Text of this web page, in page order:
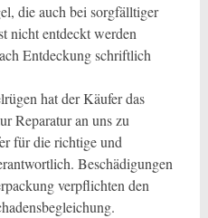
die auch bei sorgfälltiger
nicht entdeckt werden
Entdeckung schriftlich
hat der Käufer das
Reparatur an uns zu
für die richtige und
Beschädigungen
verpflichten den